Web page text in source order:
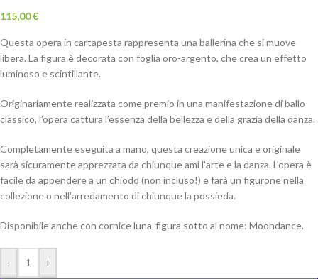
115,00€
Questa opera in cartapesta rappresenta una ballerina che si muove
libera. La figura è decorata con foglia oro-argento, che crea un effetto
luminoso e scintillante.
Originariamente realizzata come premio in una manifestazione di ballo
classico, l’opera cattura l’essenza della bellezza e della grazia della danza.
Completamente eseguita a mano, questa creazione unica e originale
sarà sicuramente apprezzata da chiunque ami l’arte e la danza. L’opera è
facile da appendere a un chiodo (non incluso!) e farà un figurone nella
collezione o nell’arredamento di chiunque la possieda.
Disponibile anche con cornice luna-figura sotto al nome: Moondance.
- +